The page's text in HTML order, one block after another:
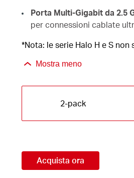
Porta Multi-Gigabit da 2.5
per connessioni cablate
*Nota: le serie Halo H e S
Mostra meno
2-pack
Acquista ora